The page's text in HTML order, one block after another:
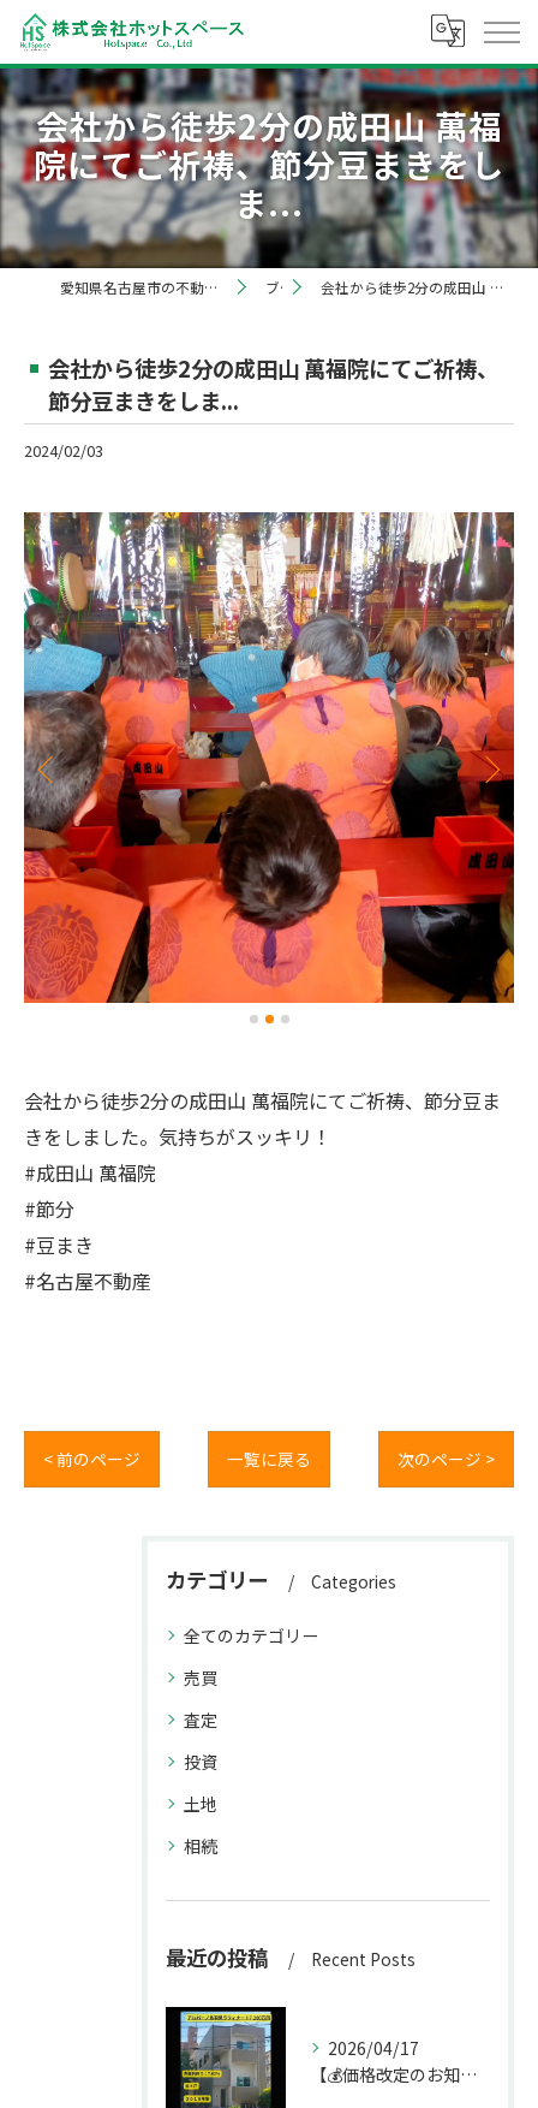
会社から徒歩2分の成田山 萬福
院にてご祈祷、節分豆まきをし
ま...
愛知県名古屋市の不動産売却なら株式会社ホットスペース ブログ 会社から徒歩2分の成田山 萬福院にてご祈祷、節分豆まきをしま...
会社から徒歩2分の成田山 萬福院にてご祈祷、
節分豆まきをしま...
2024/02/03
会社から徒歩2分の成田山 萬福院にてご祈祷、節分豆ま
きをしました。気持ちがスッキリ！
#成田山 萬福院
#節分
#豆まき
#名古屋不動産
< 前のページ 一覧に戻る 次のページ >
カテゴリー Categories
全てのカテゴリー
売買
査定
投資
土地
相続
最近の投稿 Recent Posts
2026/04/17
【💰価格改定のお知らせ】